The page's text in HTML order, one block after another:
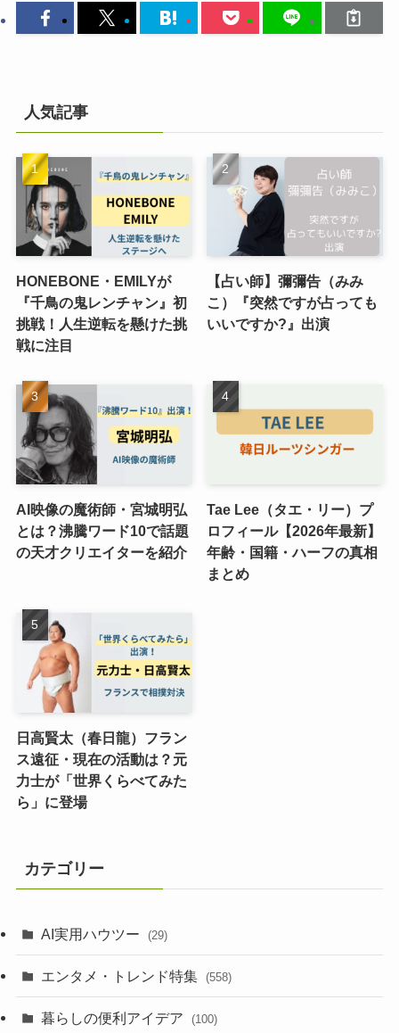
人気記事
HONEBONE・EMILYが
『千鳥の鬼レンチャン』初
挑戦！人生逆転を懸けた挑
戦に注目
【占い師】彌彌告（みみ
こ）『突然ですが占っても
いいですか?』出演
AI映像の魔術師・宮城明弘
とは？沸騰ワード10で話題
の天才クリエイターを紹介
Tae Lee（タエ・リー）プ
ロフィール【2026年最新】
年齢・国籍・ハーフの真相
まとめ
日高賢太（春日龍）フラン
ス遠征・現在の活動は？元
力士が「世界くらべてみた
ら」に登場
カテゴリー
AI実用ハウツー (29)
エンタメ・トレンド特集 (558)
暮らしの便利アイデア (100)